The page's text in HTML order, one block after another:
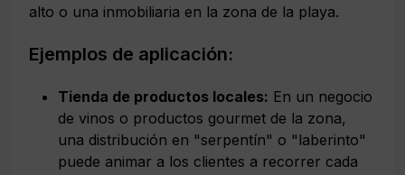
alto o una inmobiliaria en la zona de la playa.
Ejemplos de aplicación:
Tienda de productos locales: En un negocio
de vinos o productos gourmet de la zona,
una distribución en "serpentín" o "laberinto"
puede animar a los clientes a recorrer cada